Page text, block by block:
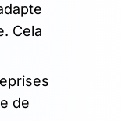
Cela
de